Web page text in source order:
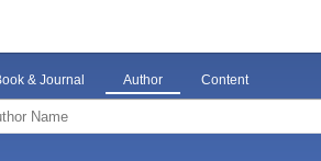
& Journal Author Content